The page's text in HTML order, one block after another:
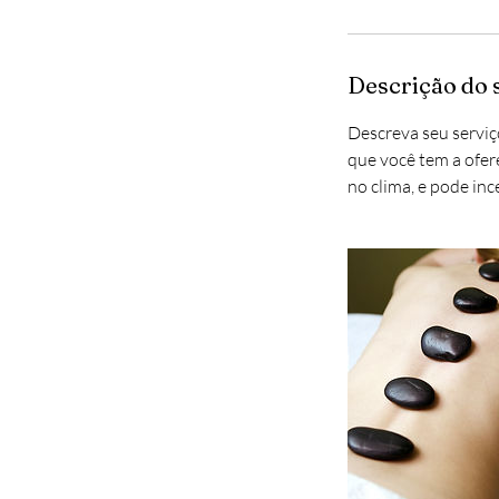
Descrição do
Descreva seu
que você tem a
no clima, e pode